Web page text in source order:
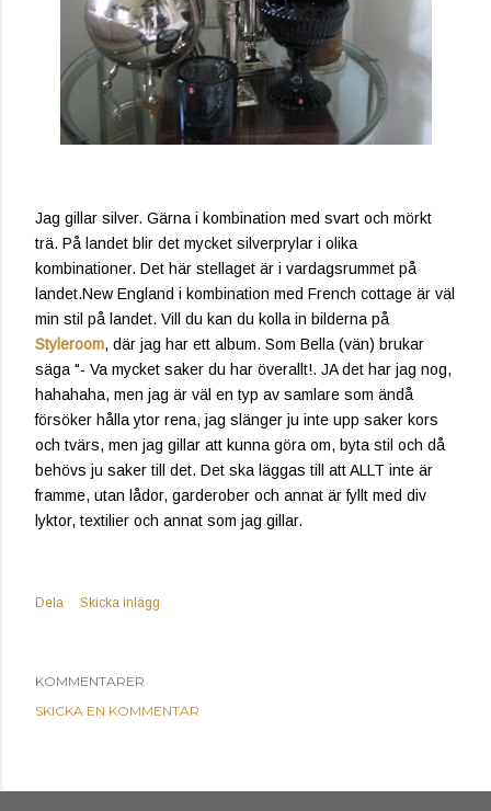
Jag gillar silver. Gärna i kombination med svart och mörkt
trä. På landet blir det mycket silverprylar i olika
kombinationer. Det här stellaget är i vardagsrummet på
landet.New England i kombination med French cottage är väl
min stil på landet. Vill du kan du kolla in bilderna på
Styleroom, där jag har ett album. Som Bella (vän) brukar
säga "- Va mycket saker du har överallt!. JA det har jag nog,
hahahaha, men jag är väl en typ av samlare som ändå
försöker hålla ytor rena, jag slänger ju inte upp saker kors
och tvärs, men jag gillar att kunna göra om, byta stil och då
behövs ju saker till det. Det ska läggas till att ALLT inte är
framme, utan lådor, garderober och annat är fyllt med div
lyktor, textilier och annat som jag gillar.
Dela Skicka inlägg
KOMMENTARER
SKICKA EN KOMMENTAR